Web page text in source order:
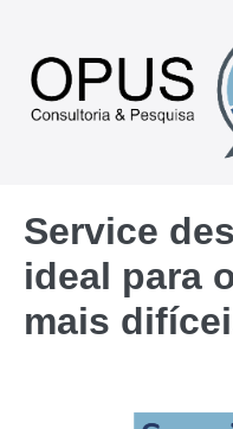
conteúdo
Service
ideal para
mais